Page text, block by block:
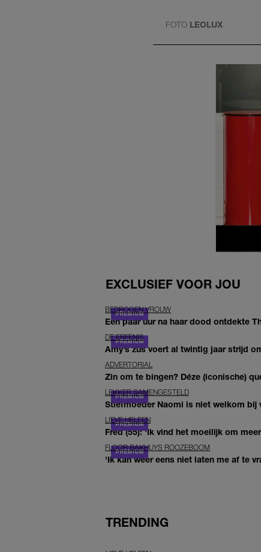
FOTO LEOLUX
EXCLUSIEF VOOR JOU
BEDROGEN VROUW
Een paar uur na haar dood ontdekte
DE ERFENIS
Amy’s zus voert al twintig jaar strijd
ADVERTORIAL
Zin om te bingen? Déze (iconische)
LEKKER SAMENGESTELD
Stiefmoeder Naomi is niet welkom bij
LIEVE HELEEN
Fred (55): 'Ik vind het moeilijk om
FLOOR BAKHUYS ROOZEBOOM
'Ik kan weer eens niet laten me af te
TRENDING